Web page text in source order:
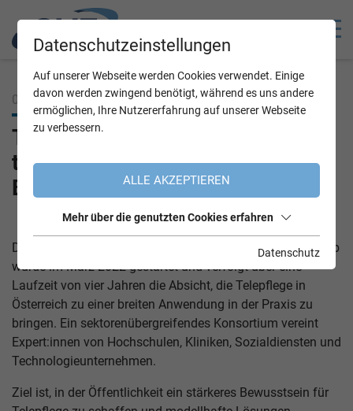
05.09.2022
TeleCareHub – Plattform für
technikgestützte Pflege und
Betreuung
Das im Programm „benefit“ geförderte Projekt TeleCareHub
wurde im März 2022 gestartet und verfolgt über eine
Laufzeit von vier Jahren die Absicht, die Telepflege in
Österreich zu einer breiten Anwendung in der Praxis zu
bringen. Ein sektorenübergreifendes Konsortium vereint
Expert:innen von Hochschulen, Kliniken, Sozialdiensten und
Technologieunternehmen.
Ziel ist, in der Öffentlichkeit ein stärkeres Bewusstsein für
Datenschutzeinstellungen
Auf unserer Webseite werden Cookies verwendet. Einige
davon werden zwingend benötigt, während es uns andere
ermöglichen, Ihre Nutzererfahrung auf unserer Webseite
zu verbessern.
ALLE AKZEPTIEREN
Mehr über die genutzten Cookies erfahren
Datenschutz